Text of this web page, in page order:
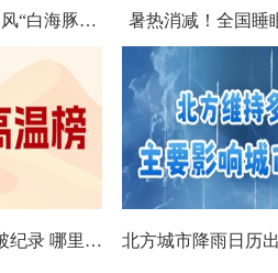
台风数字画像：马拉松台风“白海豚”将影响十余省份 暑热消减！全国睡
数据看今年7月哪里热到破纪录 哪里暑热连轴转